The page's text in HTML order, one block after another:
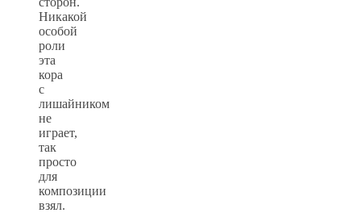
Никакой
особой
роли
эта
кора
с
лишайником
не
играет,
так
просто
для
композиции
взял.